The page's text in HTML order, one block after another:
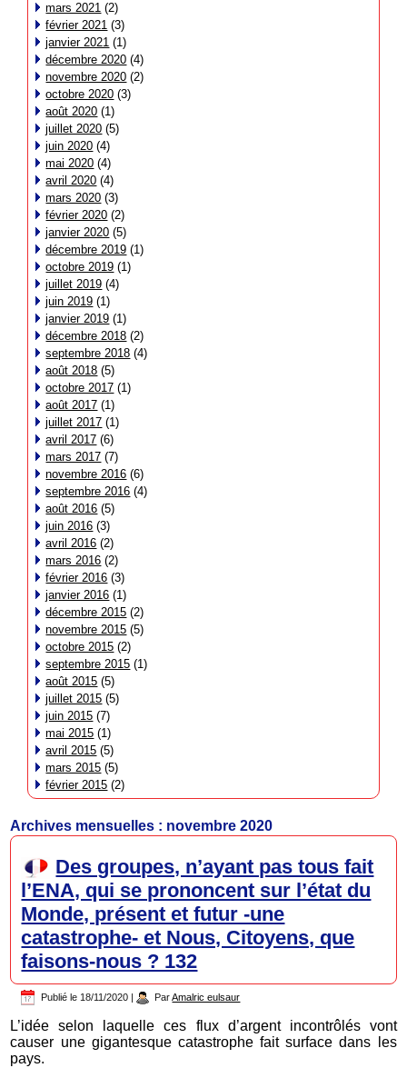
mars 2021 (2)
février 2021 (3)
janvier 2021 (1)
décembre 2020 (4)
novembre 2020 (2)
octobre 2020 (3)
août 2020 (1)
juillet 2020 (5)
juin 2020 (4)
mai 2020 (4)
avril 2020 (4)
mars 2020 (3)
février 2020 (2)
janvier 2020 (5)
décembre 2019 (1)
octobre 2019 (1)
juillet 2019 (4)
juin 2019 (1)
janvier 2019 (1)
décembre 2018 (2)
septembre 2018 (4)
août 2018 (5)
octobre 2017 (1)
août 2017 (1)
juillet 2017 (1)
avril 2017 (6)
mars 2017 (7)
novembre 2016 (6)
septembre 2016 (4)
août 2016 (5)
juin 2016 (3)
avril 2016 (2)
mars 2016 (2)
février 2016 (3)
janvier 2016 (1)
décembre 2015 (2)
novembre 2015 (5)
octobre 2015 (2)
septembre 2015 (1)
août 2015 (5)
juillet 2015 (5)
juin 2015 (7)
mai 2015 (1)
avril 2015 (5)
mars 2015 (5)
février 2015 (2)
Archives mensuelles : novembre 2020
Des groupes, n’ayant pas tous fait
l’ENA, qui se prononcent sur l’état du
Monde, présent et futur -une
catastrophe- et Nous, Citoyens, que
faisons-nous ? 132
Publié le 18/11/2020 | Par Amalric eulsaur
L’idée selon laquelle ces flux d’argent incontrôlés vont
causer une gigantesque catastrophe fait surface dans les
pays.